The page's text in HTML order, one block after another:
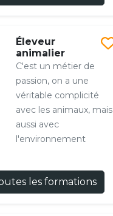
Éleveur
animalier
C'est un métier de
passion, on a une
véritable complicité
avec les animaux, mais
aussi avec
l'environnement
les formations